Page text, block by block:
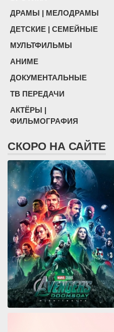
ДРАМЫ | МЕЛОДРАМЫ
ДЕТСКИЕ | СЕМЕЙНЫЕ
МУЛЬТФИЛЬМЫ
АНИМЕ
ДОКУМЕНТАЛЬНЫЕ
ТВ ПЕРЕДАЧИ
АКТЁРЫ |
ФИЛЬМОГРАФИЯ
СКОРО НА САЙТЕ